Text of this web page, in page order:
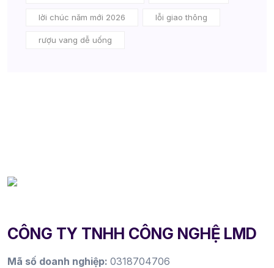
lời chúc năm mới 2026 lỗi giao thông
rượu vang dễ uống
CÔNG TY TNHH CÔNG NGHỆ LMD
Mã số doanh nghiệp: 0318704706